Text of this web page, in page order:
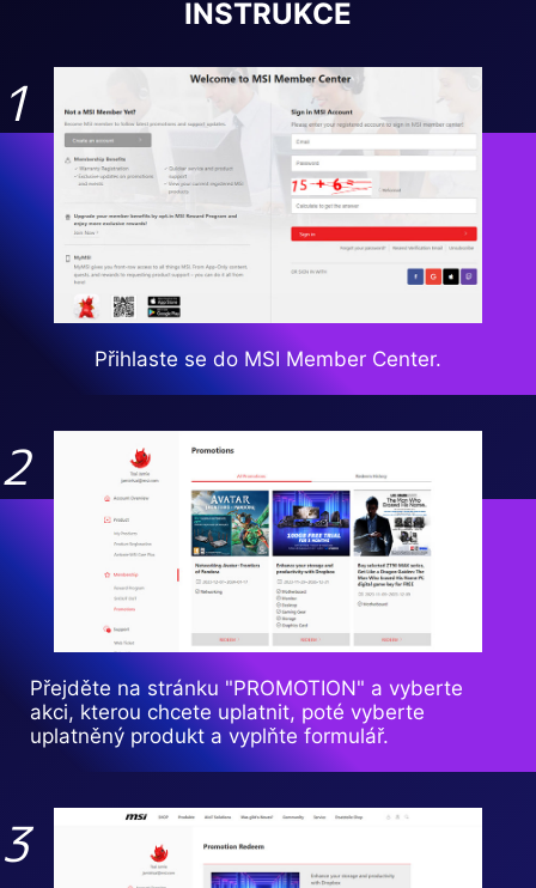
INSTRUKCE
Přihlaste se do MSI Member Center.
Přejděte na stránku "PROMOTION" a vyberte
akci, kterou chcete uplatnit, poté vyberte
uplatněný produkt a vyplňte formulář.